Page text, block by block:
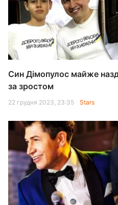
Син Дімопулос майже
за зростом
22 грудня 2023, 23:35 Stars